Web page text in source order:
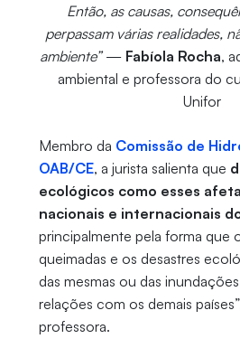
Então, as causas,
perpassam várias realidades,
ambiente”— Fabíola Rocha,
ambiental e professora do
Unifor
Membro da Comissão de
OAB/CE, a jurista salienta que
ecológicos como esses
nacionais e internacionais
principalmente pela forma que
queimadas e os desastres
das mesmas ou das
relações com os demais
professora.